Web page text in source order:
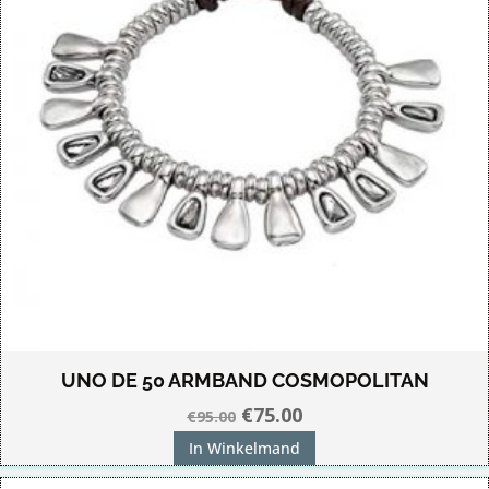
UNO DE 50 ARMBAND COSMOPOLITAN
€95.00 Oorspronkelijke
prijs
was:
€75.00Huidige
is:
In Winkelmand